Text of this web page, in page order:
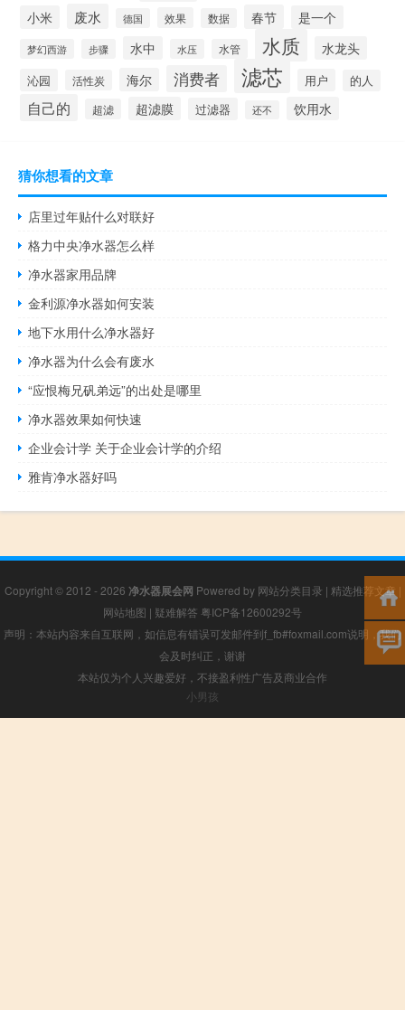
小米
废水 德国 效果 数据 春节 是一个
梦幻西游 步骤 水中 水压 水管 水质 水龙头
沁园 活性炭 海尔 消费者 滤芯 用户 的人
自己的 超滤 超滤膜 过滤器 还不 饮用水
猜你想看的文章
店里过年贴什么对联好
格力中央净水器怎么样
净水器家用品牌
金利源净水器如何安装
地下水用什么净水器好
净水器为什么会有废水
“应恨梅兄矾弟远”的出处是哪里
净水器效果如何快速
企业会计学 关于企业会计学的介绍
雅肯净水器好吗
Copyright © 2012 - 2026 净水器展会网 Powered by 网站分类目录 | 精选推荐文章 |
网站地图 | 疑难解答 粤ICP备12600292号
声明：本站内容来自互联网，如信息有错误可发邮件到f_fb#foxmail.com说明，我们
会及时纠正，谢谢
本站仅为个人兴趣爱好，不接盈利性广告及商业合作
小男孩